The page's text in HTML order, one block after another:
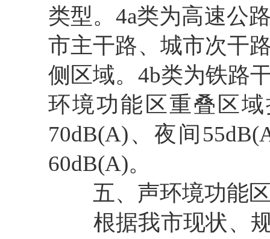
类型。4a类为高速公
市主干路、城市次干
侧区域。4b类为铁路
环境功能区重叠区
70dB(A)、夜间
60dB(A)。
五、声环境功能
根据我市现状、